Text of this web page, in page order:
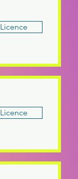
Licence
Licence